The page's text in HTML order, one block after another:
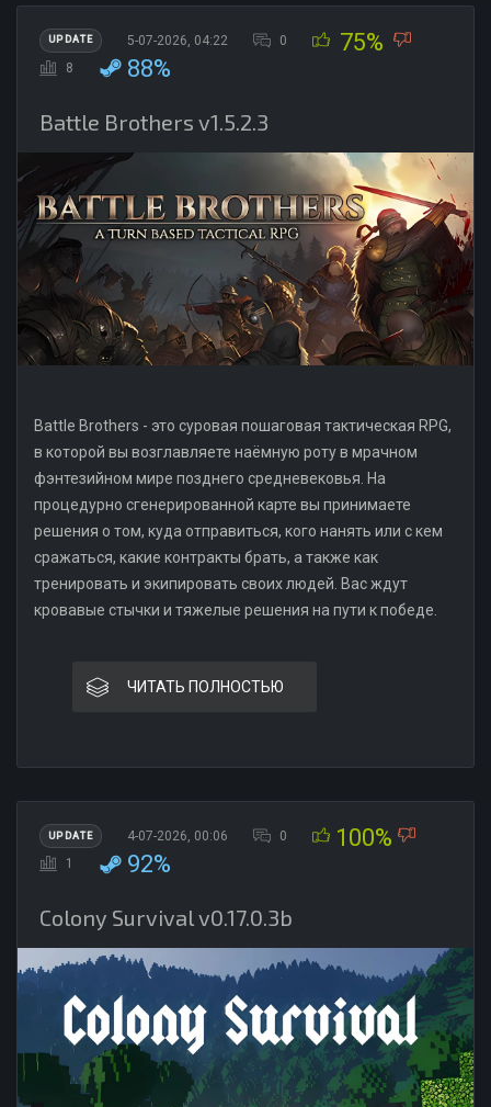
UPDATE 5-07-2026, 04:22 0 75%
8 88%
Battle Brothers v1.5.2.3
Battle Brothers - это суровая пошаговая тактическая RPG,
в которой вы возглавляете наёмную роту в мрачном
фэнтезийном мире позднего средневековья. На
процедурно сгенерированной карте вы принимаете
решения о том, куда отправиться, кого нанять или с кем
сражаться, какие контракты брать, а также как
тренировать и экипировать своих людей. Вас ждут
кровавые стычки и тяжелые решения на пути к победе.
ЧИТАТЬ ПОЛНОСТЬЮ
UPDATE 4-07-2026, 00:06 0 100%
1 92%
Colony Survival v0.17.0.3b